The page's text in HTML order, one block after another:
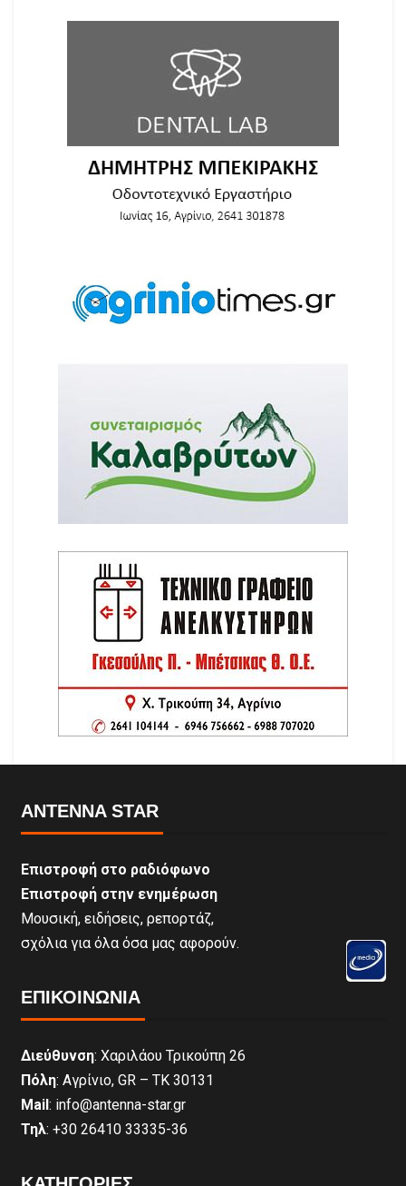
ANTENNA STAR
Επιστροφή στο ραδιόφωνο
Επιστροφή στην ενημέρωση
Μουσική, ειδήσεις, ρεπορτάζ,
σχόλια για όλα όσα μας αφορούν.
ΕΠΙΚΟΙΝΩΝΊΑ
Διεύθυνση: Χαριλάου Τρικούπη 26
Πόλη: Αγρίνιο, GR – ΤΚ 30131
Mail: info@antenna-star.gr
Τηλ: +30 26410 33335-36